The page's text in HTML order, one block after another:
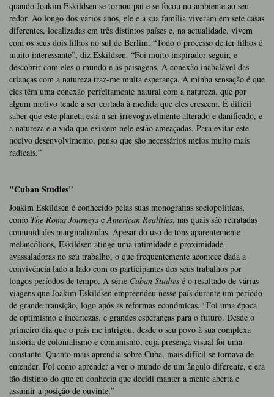
quando Joakim Eskildsen se tornou pai e se focou no ambiente ao seu
redor. Ao longo dos vários anos, ele e a sua família viveram em sete casas
diferentes, localizadas em três distintos países e, na actualidade, vivem
com os seus dois filhos no sul de Berlim. “Todo o processo de ter filhos é
muito interessante”, diz Eskildsen. “Foi muito inspirador seguir, e
descobrir com eles o mundo e as paisagens. A conexão inabalável das
crianças com a natureza traz-me muita esperança. A minha sensação é que
eles têm uma conexão perfeitamente natural com a natureza, que por
algum motivo tende a ser cortada à medida que eles crescem. É difícil
saber que este planeta está a ser irrevogavelmente alterado e danificado, e
a natureza e a vida que existem nele estão ameaçadas. Para evitar este
nocivo desenvolvimento, penso que são necessários meios muito mais
radicais.”
"Cuban Studies"
Joakim Eskildsen é conhecido pelas suas monografias sociopolíticas,
como The Roma Journeys e American Realities, nas quais são retratadas
comunidades marginalizadas. Apesar do uso de tons aparentemente
melancólicos, Eskildsen atinge uma intimidade e proximidade
avassaladoras no seu trabalho, o que frequentemente acontece dada a
convivência lado a lado com os participantes dos seus trabalhos por
longos períodos de tempo. A série Cuban Studies é o resultado de várias
viagens que Joakim Eskildsen empreendeu nesse país durante um período
de grande transição, logo após as reformas económicas. “Foi uma época
de optimismo e incertezas, e grandes esperanças para o futuro. Desde o
primeiro dia que o país me intrigou, desde o seu povo à sua complexa
história de colonialismo e comunismo, cuja presença visual foi uma
constante. Quanto mais aprendia sobre Cuba, mais difícil se tornava de
entender. Foi como aprender a ver o mundo de um ângulo diferente, e era
tão distinto do que eu conhecia que decidi manter a mente aberta e
assumir a posição de ouvinte.”